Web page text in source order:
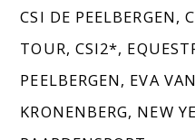
CSI DE PEELBERGEN,
TOUR, CSI2*,
PEELBERGEN, EVA
KRONENBERG, NEW